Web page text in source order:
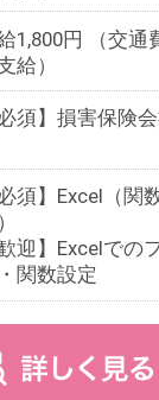
お仕事番号：100103052
【月7～10日のみ/扶養
事務所で給与計算・月次
ト
の中で、実働5時間以
ただけます。
～16:00（休憩60分）、